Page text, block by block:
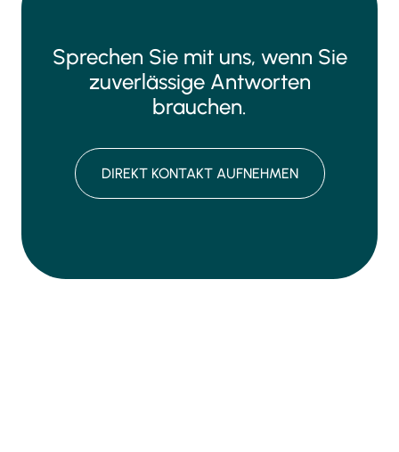
Sprechen Sie mit uns, wenn Sie
zuverlässige Antworten
brauchen.
DIREKT KONTAKT AUFNEHMEN